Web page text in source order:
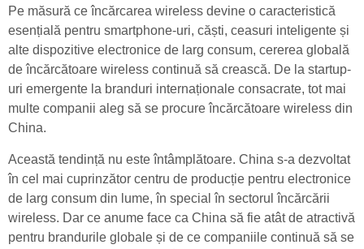
Pe măsură ce încărcarea wireless devine o caracteristică
esențială pentru smartphone-uri, căști, ceasuri inteligente și
alte dispozitive electronice de larg consum, cererea globală
de încărcătoare wireless continuă să crească. De la startup-
uri emergente la branduri internaționale consacrate, tot mai
multe companii aleg să se procure încărcătoare wireless din
China.
Această tendință nu este întâmplătoare. China s-a dezvoltat
în cel mai cuprinzător centru de producție pentru electronice
de larg consum din lume, în special în sectorul încărcării
wireless. Dar ce anume face ca China să fie atât de atractivă
pentru brandurile globale și de ce companiile continuă să se